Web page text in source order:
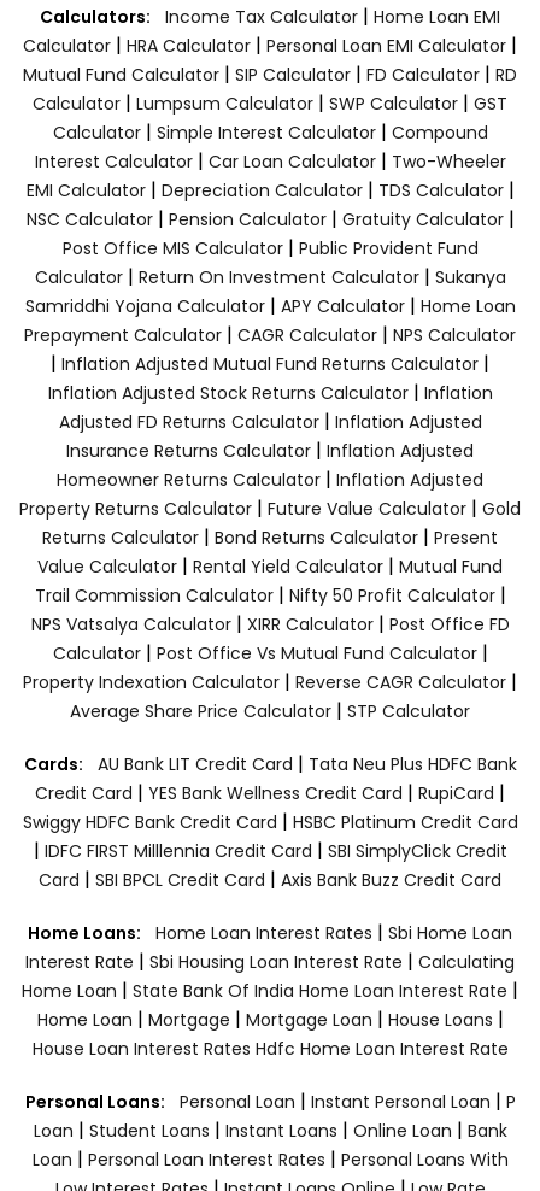
Calculators: Income Tax Calculator | Home Loan EMI
Calculator | HRA Calculator | Personal Loan EMI Calculator |
Mutual Fund Calculator | SIP Calculator | FD Calculator | RD
Calculator | Lumpsum Calculator | SWP Calculator | GST
Calculator| Simple Interest Calculator| Compound
Interest Calculator| Car Loan Calculator| Two-Wheeler
EMI Calculator| Depreciation Calculator| TDS Calculator|
NSC Calculator| Pension Calculator| Gratuity Calculator|
Post Office MIS Calculator| Public Provident Fund
Calculator| Return On Investment Calculator| Sukanya
Samriddhi Yojana Calculator| APY Calculator| Home Loan
Prepayment Calculator | CAGR Calculator | NPS Calculator
| Inflation Adjusted Mutual Fund Returns Calculator |
Inflation Adjusted Stock Returns Calculator| Inflation
Adjusted FD Returns Calculator| Inflation Adjusted
Insurance Returns Calculator | Inflation Adjusted
Homeowner Returns Calculator | Inflation Adjusted
Property Returns Calculator | Future Value Calculator | Gold
Returns Calculator | Bond Returns Calculator | Present
Value Calculator | Rental Yield Calculator | Mutual Fund
Trail Commission Calculator| Nifty 50 Profit Calculator|
NPS Vatsalya Calculator| XIRR Calculator| Post Office FD
Calculator| Post Office Vs Mutual Fund Calculator|
Property Indexation Calculator | Reverse CAGR Calculator |
Average Share Price Calculator | STP Calculator
Cards: AU Bank LIT Credit Card | Tata Neu Plus HDFC Bank
Credit Card | YES Bank Wellness Credit Card | RupiCard |
Swiggy HDFC Bank Credit Card | HSBC Platinum Credit Card
| IDFC FIRST Milllennia Credit Card | SBI SimplyClick Credit
Card | SBI BPCL Credit Card | Axis Bank Buzz Credit Card
Home Loans: Home Loan Interest Rates | Sbi Home Loan
Interest Rate | Sbi Housing Loan Interest Rate | Calculating
Home Loan | State Bank Of India Home Loan Interest Rate |
Home Loan | Mortgage | Mortgage Loan | House Loans |
House Loan Interest Rates Hdfc Home Loan Interest Rate
Personal Loans: Personal Loan | Instant Personal Loan | P
Loan | Student Loans | Instant Loans | Online Loan | Bank
Loan | Personal Loan Interest Rates | Personal Loans With